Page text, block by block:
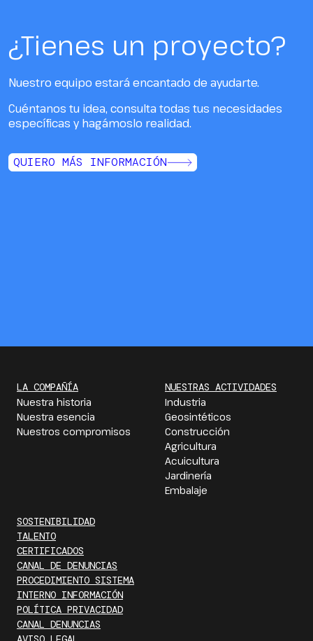
¿Tienes un proyecto?
Nuestro equipo estará encantado de ayudarte.
Cuéntanos tu idea, consulta todas tus necesidades
específicas y hagámoslo realidad.
QUIERO MÁS INFORMACIÓN
LA COMPAÑÍA
Nuestra historia
Nuestra esencia
Nuestros compromisos
NUESTRAS ACTIVIDADES
Industria
Geosintéticos
Construcción
Agricultura
Acuicultura
Jardinería
Embalaje
SOSTENIBILIDAD
TALENTO
CERTIFICADOS
CANAL DE DENUNCIAS
PROCEDIMIENTO SISTEMA
INTERNO INFORMACIÓN
POLÍTICA PRIVACIDAD
CANAL DENUNCIAS